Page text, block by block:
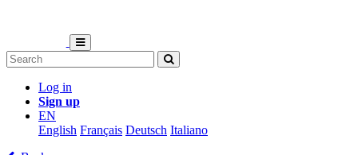
Log in
Sign up
EN
English Français Deutsch Italiano